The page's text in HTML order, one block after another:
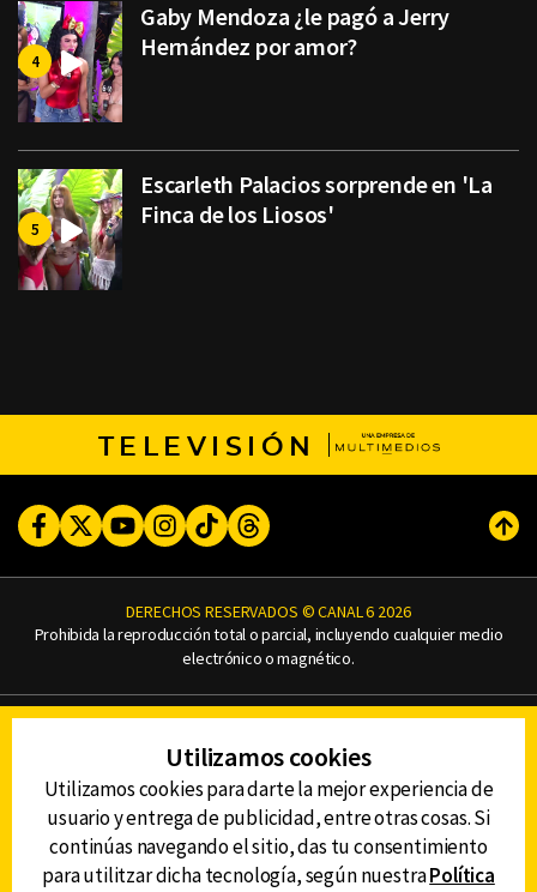
Gaby Mendoza ¿le pagó a Jerry
Hernández por amor?
Escarleth Palacios sorprende en 'La
Finca de los Liosos'
TELEVISIÓN
FacebookTwitterYoutubeInstagram
TikTokThreads
DERECHOS RESERVADOS © CANAL 6 2026
Prohibida la reproducción total o parcial, incluyendo cualquier medio
electrónico o magnético.
AVISO DE PRIVACIDAD
AVISO LEGAL
DEFENSORÍA DE LAS AUDIENCIAS
Utilizamos cookies
Utilizamos cookies para darte la mejor experiencia de
usuario y entrega de publicidad, entre otras cosas. Si
continúas navegando el sitio, das tu consentimiento
para utilitzar dicha tecnología, según nuestraPolítica